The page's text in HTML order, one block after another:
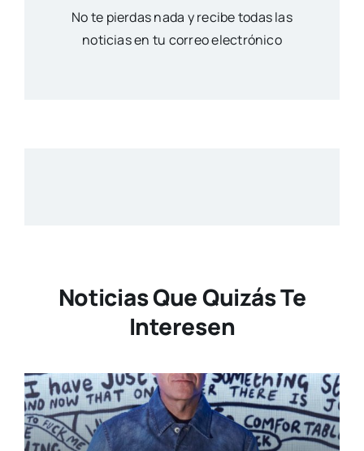
No te pierdas nada y recibe todas las
noticias en tu correo electrónico
Noticias Que Quizás Te
Interesen